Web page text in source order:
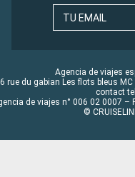
TU EMAIL
Agencia de viajes
rue du gabian Les flots bleus
contact
de viajes n° 006 02 0007
©